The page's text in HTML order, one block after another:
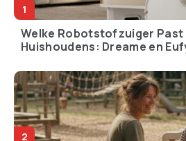
Welke Robotstofzuiger Past
Huishoudens: Dreame en